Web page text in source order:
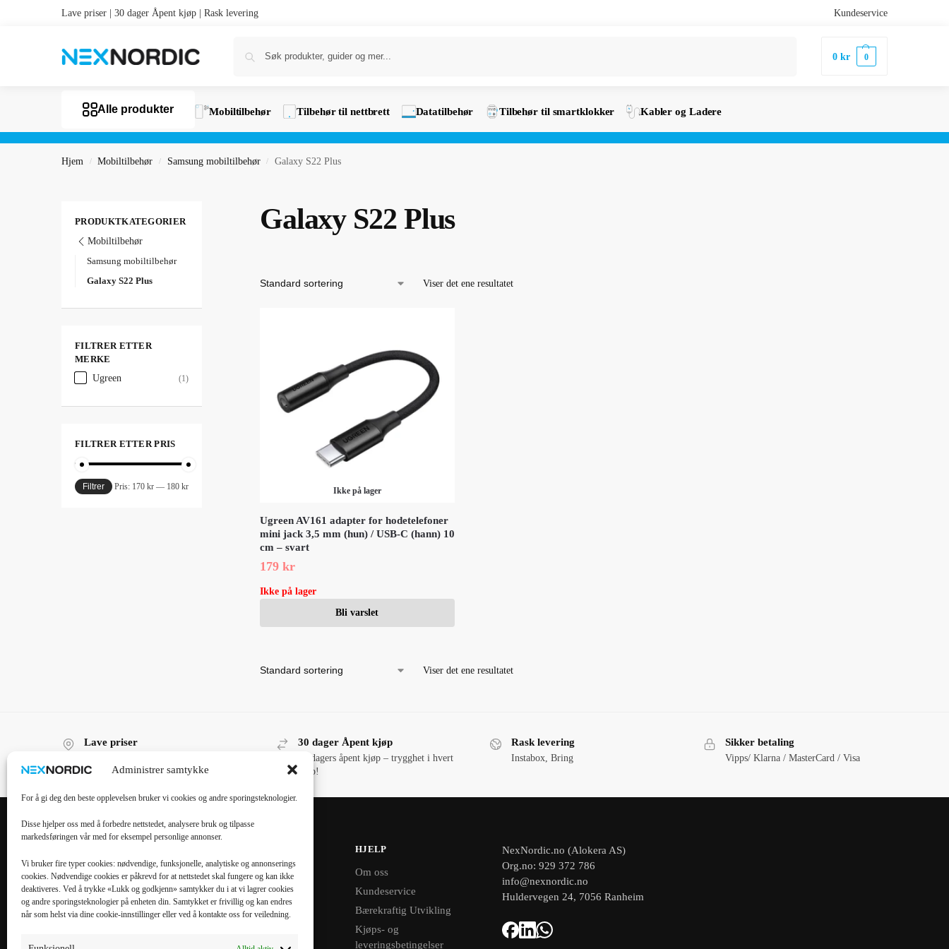
Administrer samtykke
For å gi deg den beste opplevelsen bruker vi cookies og andre sporingsteknologier.
Disse hjelper oss med å forbedre nettstedet, analysere bruk og tilpasse
markedsføringen vår med for eksempel personlige annonser.
Vi bruker fire typer cookies: nødvendige, funksjonelle, analytiske og annonserings
cookies. Nødvendige cookies er påkrevd for at nettstedet skal fungere og kan ikke
deaktiveres. Ved å trykke «Lukk og godkjenn» samtykker du i at vi lagrer cookies
og andre sporingsteknologier på enheten din. Samtykket er frivillig og kan endres
når som helst via dine cookie-innstillinger eller ved å kontakte oss for veiledning.
Lave priser | 30 dager Åpent kjøp | Rask levering Kundeservice
0kr 0
Alle produkter Mobiltilbehør Tilbehør til nettbrett Datatilbehør Tilbehør til smartklokker Kabler og Ladere
Hjem / Mobiltilbehør / Samsung mobiltilbehør / Galaxy S22 Plus
Galaxy S22 Plus
Viser det ene resultatet
Ikke på lager
Ugreen AV161 adapter for hodetelefoner
mini jack 3,5 mm (hun) / USB-C (hann) 10
cm – svart
179 kr
Ikke på lager
Bli varslet
Viser det ene resultatet
PRODUKTKATEGORIER
Mobiltilbehør
Samsung mobiltilbehør
Galaxy S22 Plus
FILTRER ETTER
MERKE
Ugreen
(1)
FILTRER ETTER PRIS
Filtrer Pris: 170 kr— 180 kr
Lave priser 30 dager Åpent kjøp
30 dagers åpent kjøp – trygghet i hvert
kjøp!
Rask levering
Instabox, Bring
Sikker betaling
Vipps/ Klarna / MasterCard / Visa
KATEGORIER
Mobiltilbehør
Tilbehør til nettbrett
Kabler & Ladere
MOBILTILBEHØR
iPhone 16 Pro Max
iPhone 16 Pro
iPhone 16
HJELP
Om oss
Kundeservice
Bærekraftig Utvikling
Kjøps- og
leveringsbetingelser
NexNordic.no (Alokera AS)
Org.no: 929 372 786
info@nexnordic.no
Huldervegen 24, 7056 Ranheim